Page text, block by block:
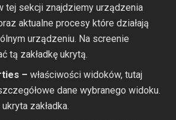
tej sekcji znajdziemy urządzenia
aktualne procesy które działają
urządzeniu. Na screenie
tą zakładkę ukrytą.
– właściwości widoków, tutaj
dane wybranego widoku.
zakładka.